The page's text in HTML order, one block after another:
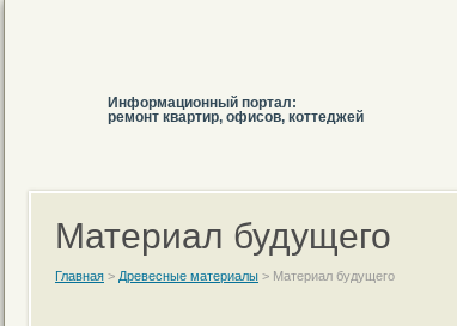
Информационный портал:
ремонт квартир, офисов, коттеджей
Материал будущего
Главная > Древесные материалы > Материал будущего